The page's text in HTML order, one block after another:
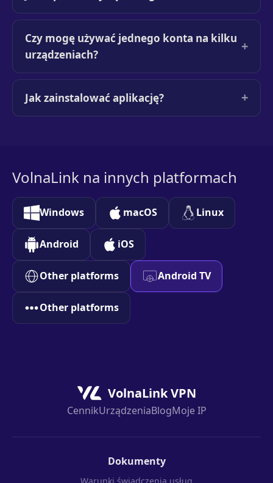
Czy mogę używać jednego konta na kilku
urządzeniach?
+
Jak zainstalować aplikację? +
VolnaLink na innych platformach
Windows macOS Linux
Android iOS
Other platforms Android TV
Other platforms
VolnaLink VPN
CennikUrządzeniaBlogMoje IP
Dokumenty